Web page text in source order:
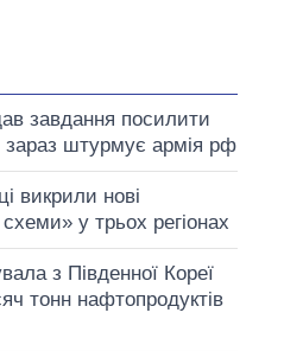
завдання посилити
зараз штурмує армія рф
викрили нові
у трьох регіонах
з Південної Кореї
тонн нафтопродуктів